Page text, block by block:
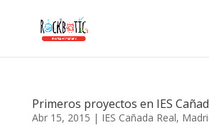
panel
paketleri
Primeros proyectos en IES
Abr 15, 2015 | IES Cañada Real,